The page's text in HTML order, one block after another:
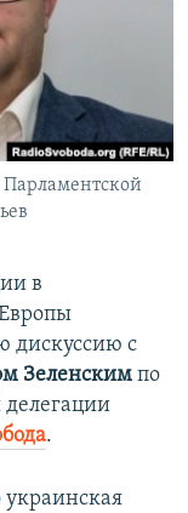
Парламентской
в
дискуссию с
Зеленским по
.
украинская